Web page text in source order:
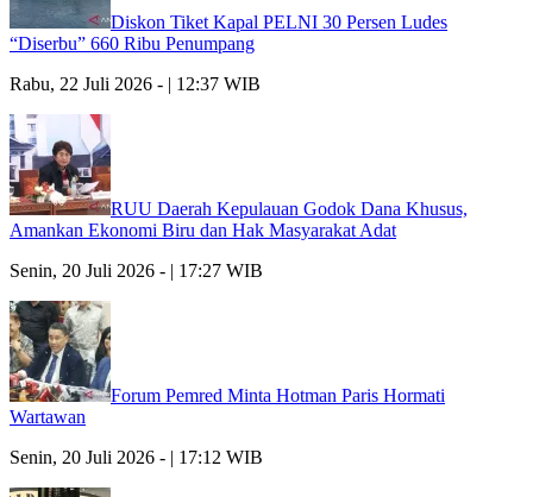
Diskon Tiket Kapal PELNI 30 Persen Ludes
“Diserbu” 660 Ribu Penumpang
Rabu, 22 Juli 2026 - | 12:37 WIB
RUU Daerah Kepulauan Godok Dana Khusus,
Amankan Ekonomi Biru dan Hak Masyarakat Adat
Senin, 20 Juli 2026 - | 17:27 WIB
Forum Pemred Minta Hotman Paris Hormati
Wartawan
Senin, 20 Juli 2026 - | 17:12 WIB